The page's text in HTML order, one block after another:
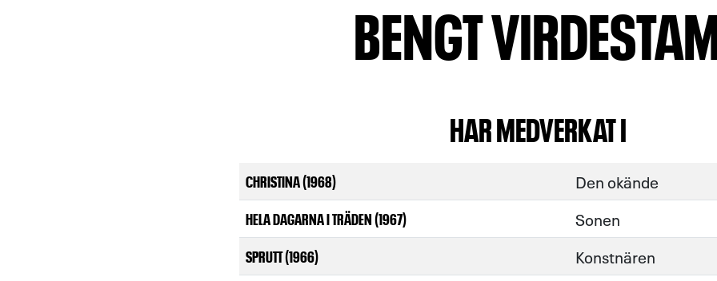
BENGT
HAR MEDVERKAT I
CHRISTINA (1968) Den okände
HELA DAGARNA I TRÄDEN (1967) Sonen
SPRUTT (1966) Konstnären